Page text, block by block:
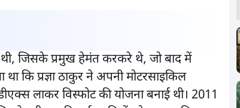
जिसके प्रमुख हेमंत करकरे थे, जो बाद में
कि प्रज्ञा ठाकुर ने अपनी मोटरसाइकिल
लाकर विस्फोट की योजना बनाई थी। 2011